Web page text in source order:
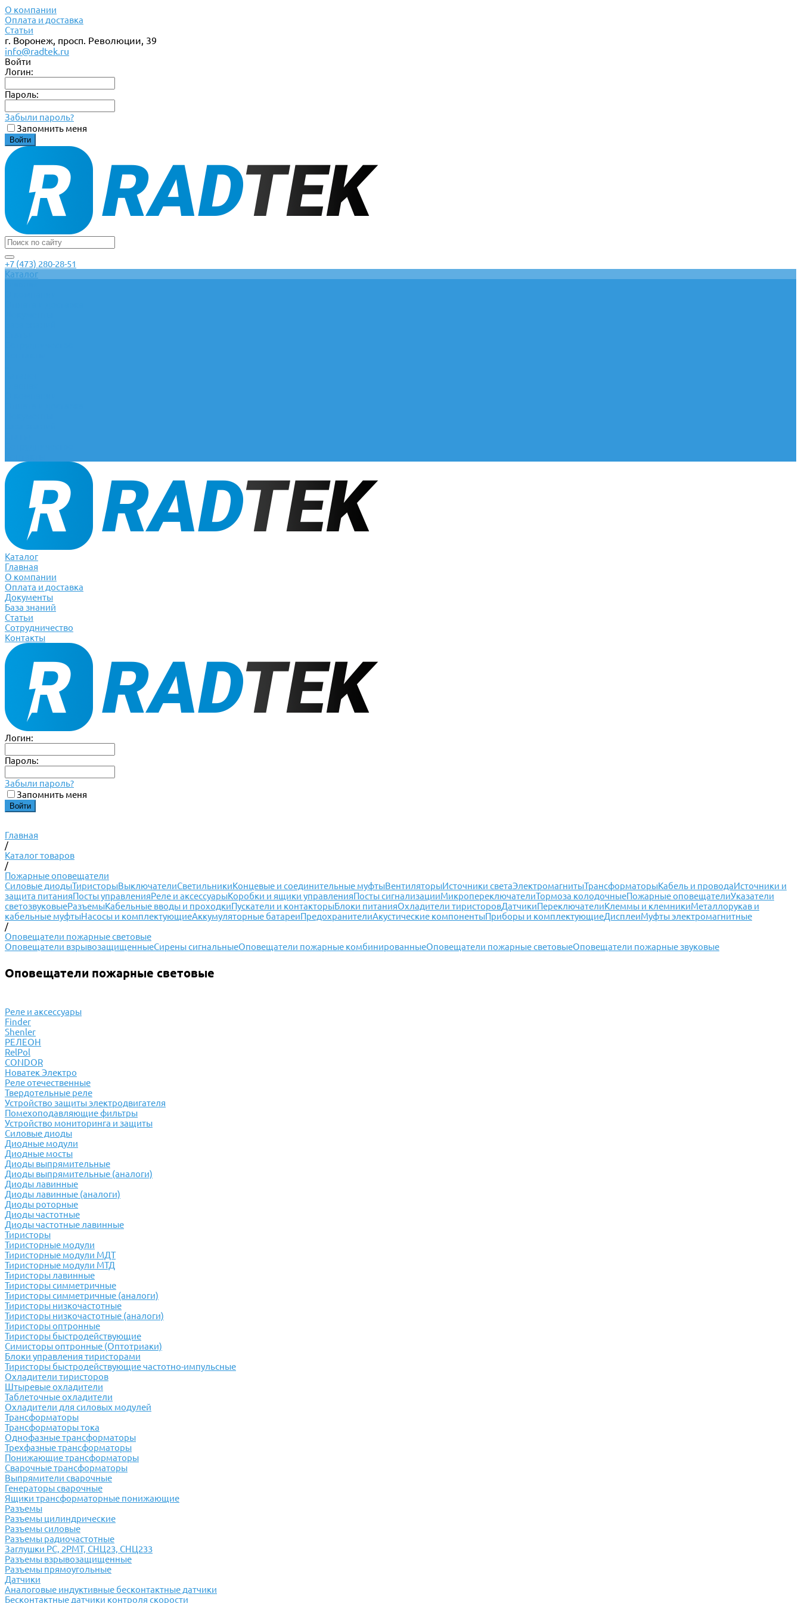
О компании
Оплата и доставка
Статьи
г. Воронеж, просп. Революции, 39
info@radtek.ru
Войти
Логин:
Пароль:
Забыли пароль?
Запомнить меня
+7 (473) 280-28-51
Каталог
Каталог
Главная
О компании
Оплата и доставка
Документы
База знаний
Статьи
Сотрудничество
Контакты
Логин:
Пароль:
Забыли пароль?
Запомнить меня
Главная
/
Каталог товаров
/
Пожарные оповещатели
Силовые диодыТиристорыВыключателиСветильникиКонцевые и соединительные муфтыВентиляторыИсточники светаЭлектромагнитыТрансформаторыКабель и проводаИсточники и
защита питанияПосты управленияРеле и аксессуарыКоробки и ящики управленияПосты сигнализацииМикропереключателиТормоза колодочныеПожарные оповещателиУказатели
светозвуковыеРазъемыКабельные вводы и проходкиПускатели и контакторыБлоки питанияОхладители тиристоровДатчикиПереключателиКлеммы и клемникиМеталлорукав и
кабельные муфтыНасосы и комплектующиеАккумуляторные батареиПредохранителиАкустические компонентыПриборы и комплектующиеДисплеиМуфты электромагнитные
/
Оповещатели пожарные световые
Оповещатели взрывозащищенныеСирены сигнальныеОповещатели пожарные комбинированныеОповещатели пожарные световыеОповещатели пожарные звуковые
Оповещатели пожарные световые
Реле и аксессуары
Finder
Shenler
РЕЛЕОН
RelPol
CONDOR
Новатек Электро
Реле отечественные
Твердотельные реле
Устройство защиты электродвигателя
Помехоподавляющие фильтры
Устройство мониторинга и защиты
Силовые диоды
Диодные модули
Диодные мосты
Диоды выпрямительные
Диоды выпрямительные (аналоги)
Диоды лавинные
Диоды лавинные (аналоги)
Диоды роторные
Диоды частотные
Диоды частотные лавинные
Тиристоры
Тиристорные модули
Тиристорные модули МДТ
Тиристорные модули МТД
Тиристоры лавинные
Тиристоры симметричные
Тиристоры симметричные (аналоги)
Тиристоры низкочастотные
Тиристоры низкочастотные (аналоги)
Тиристоры оптронные
Тиристоры быстродействующие
Симисторы оптронные (Оптотриаки)
Блоки управления тиристорами
Тиристоры быстродействующие частотно-импульсные
Охладители тиристоров
Штыревые охладители
Таблеточные охладители
Охладители для силовых модулей
Трансформаторы
Трансформаторы тока
Однофазные трансформаторы
Трехфазные трансформаторы
Понижающие трансформаторы
Сварочные трансформаторы
Выпрямители сварочные
Генераторы сварочные
Ящики трансформаторные понижающие
Разъемы
Разъемы цилиндрические
Разъемы силовые
Разъемы радиочастотные
Заглушки РС, 2РМТ, СНЦ23, СНЦ233
Разъемы взрывозащищенные
Разъемы прямоугольные
Датчики
Аналоговые индуктивные бесконтактные датчики
Бесконтактные датчики контроля скорости